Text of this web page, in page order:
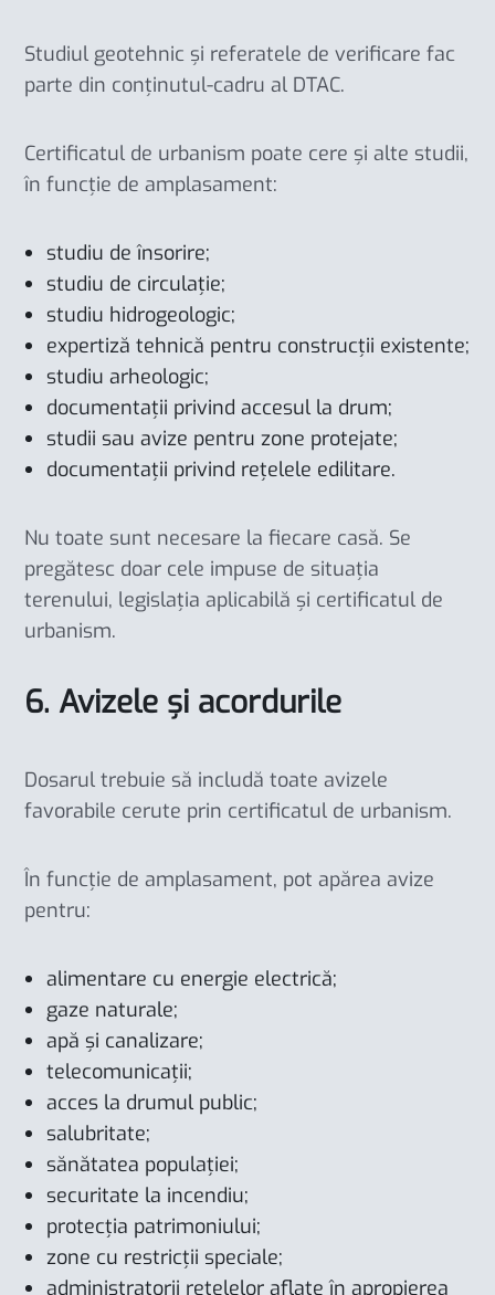
Studiul geotehnic și referatele de verificare fac
parte din conținutul-cadru al DTAC.
Certificatul de urbanism poate cere și alte studii,
în funcție de amplasament:
studiu de însorire;
studiu de circulație;
studiu hidrogeologic;
expertiză tehnică pentru construcții existente;
studiu arheologic;
documentații privind accesul la drum;
studii sau avize pentru zone protejate;
documentații privind rețelele edilitare.
Nu toate sunt necesare la fiecare casă. Se
pregătesc doar cele impuse de situația
terenului, legislația aplicabilă și certificatul de
urbanism.
6. Avizele și acordurile
Dosarul trebuie să includă toate avizele
favorabile cerute prin certificatul de urbanism.
În funcție de amplasament, pot apărea avize
pentru:
alimentare cu energie electrică;
gaze naturale;
apă și canalizare;
telecomunicații;
acces la drumul public;
salubritate;
sănătatea populației;
securitate la incendiu;
protecția patrimoniului;
zone cu restricții speciale;
administratorii rețelelor aflate în apropierea